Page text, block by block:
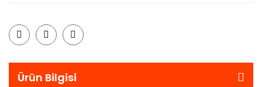
Ürün Bilgisi